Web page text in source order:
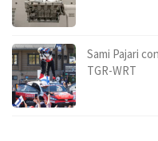
Sami Pajari
TGR-WRT